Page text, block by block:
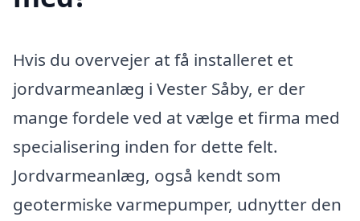
Hvis du overvejer at få installeret et
jordvarmeanlæg i Vester Såby, er der
mange fordele ved at vælge et firma med
specialisering inden for dette felt.
Jordvarmeanlæg, også kendt som
geotermiske varmepumper, udnytter den